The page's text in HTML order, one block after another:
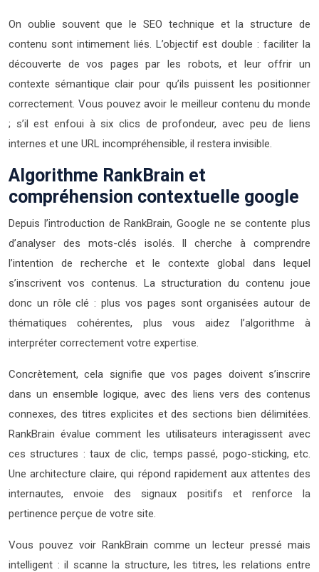
On oublie souvent que le SEO technique et la structure de
contenu sont intimement liés. L’objectif est double : faciliter la
découverte de vos pages par les robots, et leur offrir un
contexte sémantique clair pour qu’ils puissent les positionner
correctement. Vous pouvez avoir le meilleur contenu du monde
; s’il est enfoui à six clics de profondeur, avec peu de liens
internes et une URL incompréhensible, il restera invisible.
Algorithme RankBrain et
compréhension contextuelle google
Depuis l’introduction de RankBrain, Google ne se contente plus
d’analyser des mots-clés isolés. Il cherche à comprendre
l’intention de recherche et le contexte global dans lequel
s’inscrivent vos contenus. La structuration du contenu joue
donc un rôle clé : plus vos pages sont organisées autour de
thématiques cohérentes, plus vous aidez l’algorithme à
interpréter correctement votre expertise.
Concrètement, cela signifie que vos pages doivent s’inscrire
dans un ensemble logique, avec des liens vers des contenus
connexes, des titres explicites et des sections bien délimitées.
RankBrain évalue comment les utilisateurs interagissent avec
ces structures : taux de clic, temps passé, pogo-sticking, etc.
Une architecture claire, qui répond rapidement aux attentes des
internautes, envoie des signaux positifs et renforce la
pertinence perçue de votre site.
Vous pouvez voir RankBrain comme un lecteur pressé mais
intelligent : il scanne la structure, les titres, les relations entre